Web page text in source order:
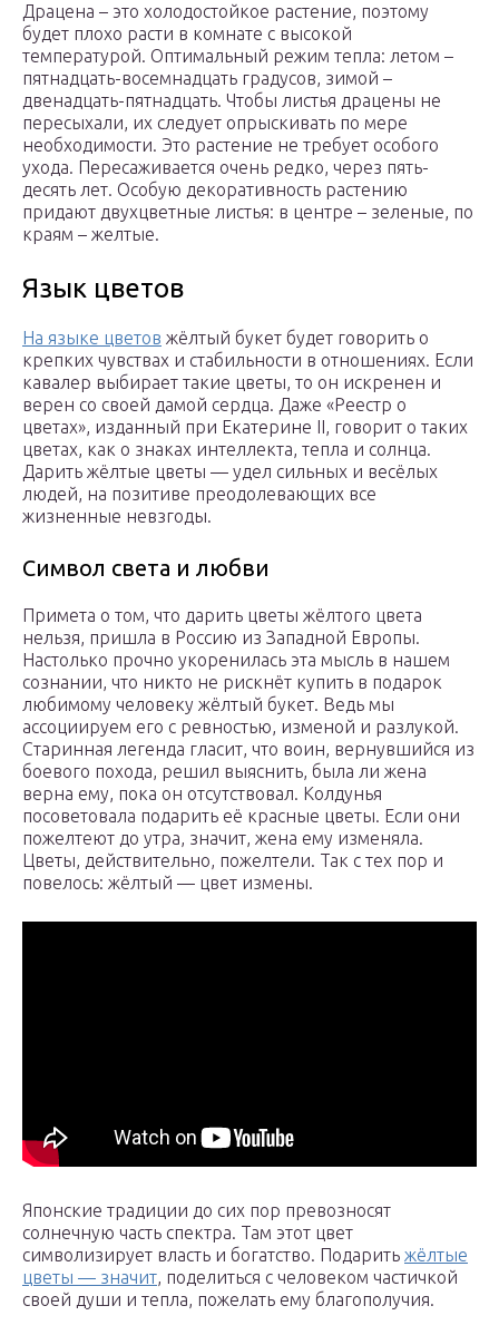
Драцена – это холодостойкое растение, поэтому
будет плохо расти в комнате с высокой
температурой. Оптимальный режим тепла: летом –
пятнадцать-восемнадцать градусов, зимой –
двенадцать-пятнадцать. Чтобы листья драцены не
пересыхали, их следует опрыскивать по мере
необходимости. Это растение не требует особого
ухода. Пересаживается очень редко, через пять-
десять лет. Особую декоративность растению
придают двухцветные листья: в центре – зеленые, по
краям – желтые.
Язык цветов
На языке цветов жёлтый букет будет говорить о
крепких чувствах и стабильности в отношениях. Если
кавалер выбирает такие цветы, то он искренен и
верен со своей дамой сердца. Даже «Реестр о
цветах», изданный при Екатерине II, говорит о таких
цветах, как о знаках интеллекта, тепла и солнца.
Дарить жёлтые цветы — удел сильных и весёлых
людей, на позитиве преодолевающих все
жизненные невзгоды.
Символ света и любви
Примета о том, что дарить цветы жёлтого цвета
нельзя, пришла в Россию из Западной Европы.
Настолько прочно укоренилась эта мысль в нашем
сознании, что никто не рискнёт купить в подарок
любимому человеку жёлтый букет. Ведь мы
ассоциируем его с ревностью, изменой и разлукой.
Старинная легенда гласит, что воин, вернувшийся из
боевого похода, решил выяснить, была ли жена
верна ему, пока он отсутствовал. Колдунья
посоветовала подарить её красные цветы. Если они
пожелтеют до утра, значит, жена ему изменяла.
Цветы, действительно, пожелтели. Так с тех пор и
повелось: жёлтый — цвет измены.
Японские традиции до сих пор превозносят
солнечную часть спектра. Там этот цвет
символизирует власть и богатство. Подарить жёлтые
цветы — значит, поделиться с человеком частичкой
своей души и тепла, пожелать ему благополучия.